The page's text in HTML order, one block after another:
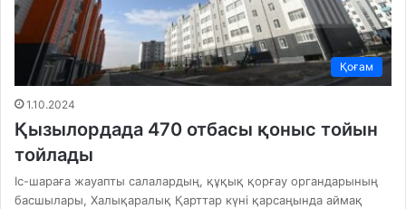
Қоғам
1.10.2024
Қызылордада 470 отбасы қоныс тойын
тойлады
Іс-шараға жауапты салалардың, құқық қорғау органдарының
басшылары, Халықаралық Қарттар күні қарсаңында аймақ